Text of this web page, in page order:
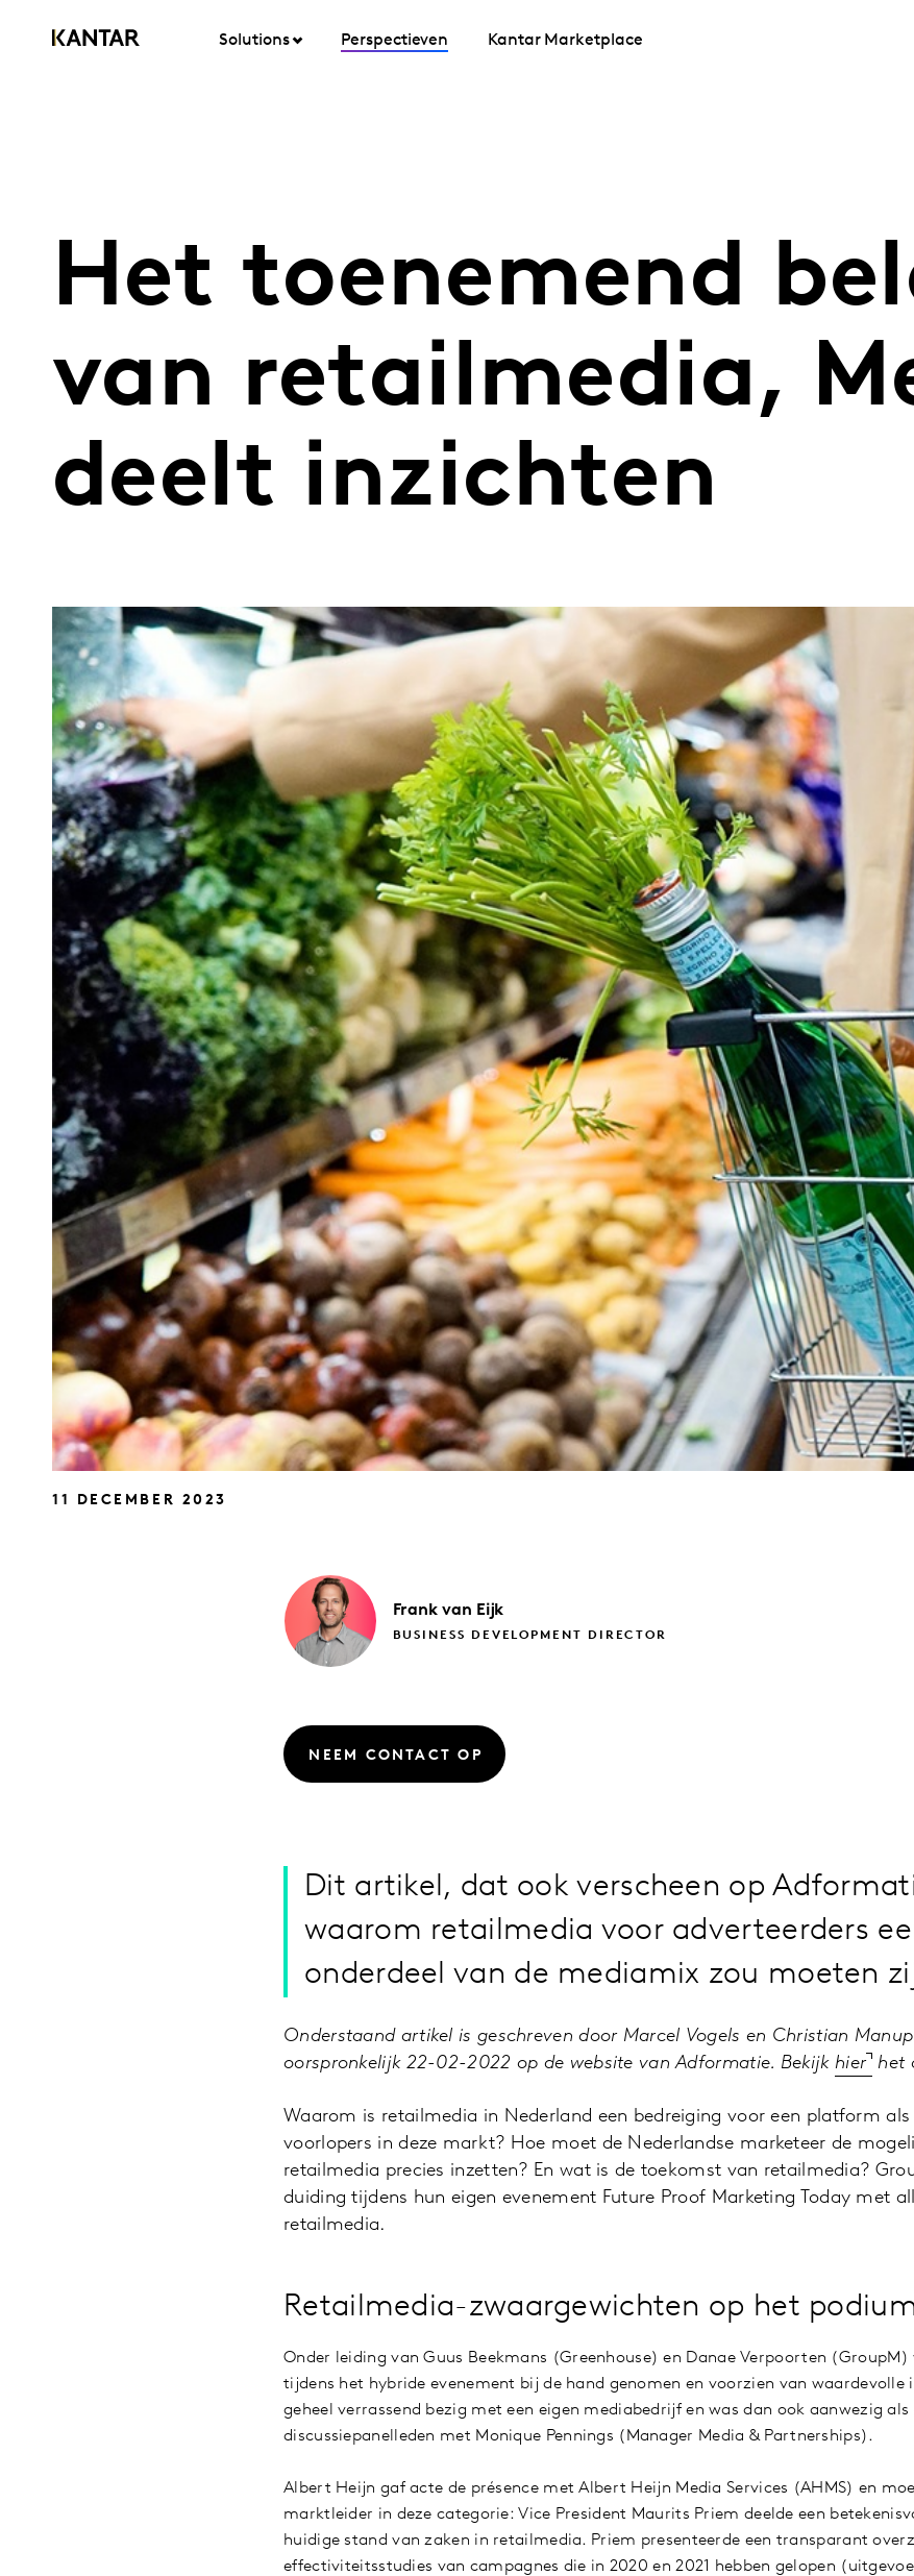
Solutions Perspectieven Kantar Marketplace
Het toenemend
van retailmedia,
deelt inzichten
11 DECEMBER 2023
Frank van Eijk
BUSINESS DEVELOPMENT DIRECTOR
NEEM CONTACT OP
Dit artikel, dat ook verscheen op
waarom retailmedia voor adverteerders
onderdeel van de mediamix zou moeten
Onderstaand artikel is geschreven door Marcel Vogels en Christian
oorspronkelijk 22-02-2022 op de website van Adformatie. Bekijk hier het
Waarom is retailmedia in Nederland een bedreiging voor een platform als
voorlopers in deze markt? Hoe moet de Nederlandse marketeer de
retailmedia precies inzetten? En wat is de toekomst van retailmedia?
duiding tijdens hun eigen evenement Future Proof Marketing Today met
retailmedia.
Retailmedia-zwaargewichten op het
Onder leiding van Guus Beekmans (Greenhouse) en Danae Verpoorten (GroupM)
tijdens het hybride evenement bij de hand genomen en voorzien van waardevolle
geheel verrassend bezig met een eigen mediabedrijf en was dan ook aanwezig als
discussiepanelleden met Monique Pennings (Manager Media & Partnerships).
Albert Heijn gaf acte de présence met Albert Heijn Media Services (AHMS) en
marktleider in deze categorie: Vice President Maurits Priem deelde een
huidige stand van zaken in retailmedia. Priem presenteerde een transparant
effectiviteitsstudies van campagnes die in 2020 en 2021 hebben gelopen